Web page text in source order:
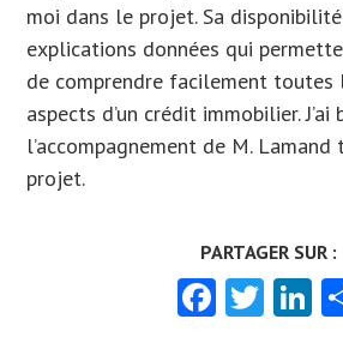
moi dans le projet. Sa
explications données qui
de comprendre facilement toutes
aspects d’un crédit immobilier. J’ai
l’accompagnement de M.
projet.